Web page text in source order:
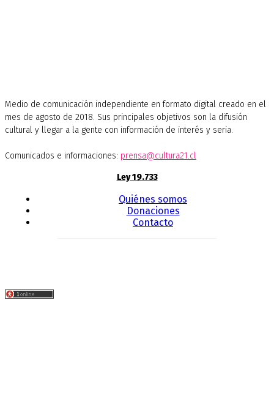
Medio de comunicación independiente en formato digital creado en el
mes de agosto de 2018. Sus principales objetivos son la difusión
cultural y llegar a la gente con información de interés y seria.
Comunicados e informaciones: prensa@cultura21.cl
Ley 19.733
Quiénes somos
Donaciones
Contacto